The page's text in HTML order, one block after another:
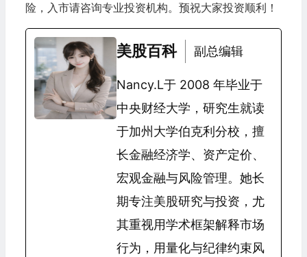
险，入市请咨询专业投资机构。预祝大家投资顺利！
美股百科 副总编辑
Nancy.L于 2008 年毕业于
中央财经大学，研究生就读
于加州大学伯克利分校，擅
长金融经济学、资产定价、
宏观金融与风险管理。她长
期专注美股研究与投资，尤
其重视用学术框架解释市场
行为，用量化与纪律约束风